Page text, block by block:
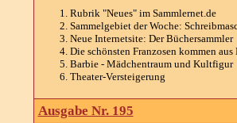
Rubrik "Neues" im Sammlernet.de
Sammelgebiet der Woche:
Neue Internetsite: Der Büchersammler
Die schönsten Franzosen kommen aus
Barbie - Mädchentraum und Kultfigur
Theater-Versteigerung
Ausgabe Nr. 195